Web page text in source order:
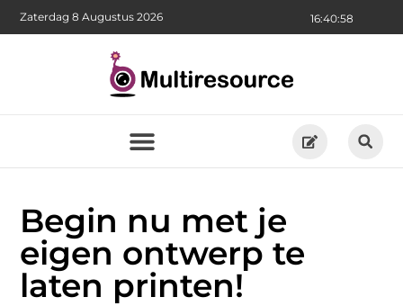
16:41:00
Zaterdag 8 Augustus 2026
Begin nu met je
eigen ontwerp te
laten printen!